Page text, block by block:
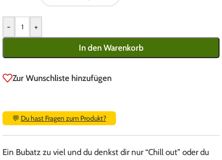
- +
In den Warenkorb
Zur Wunschliste hinzufügen
💬 Du hast Fragen zum Produkt?
Ein Bubatz zu viel und du denkst dir nur “Chill out” oder du